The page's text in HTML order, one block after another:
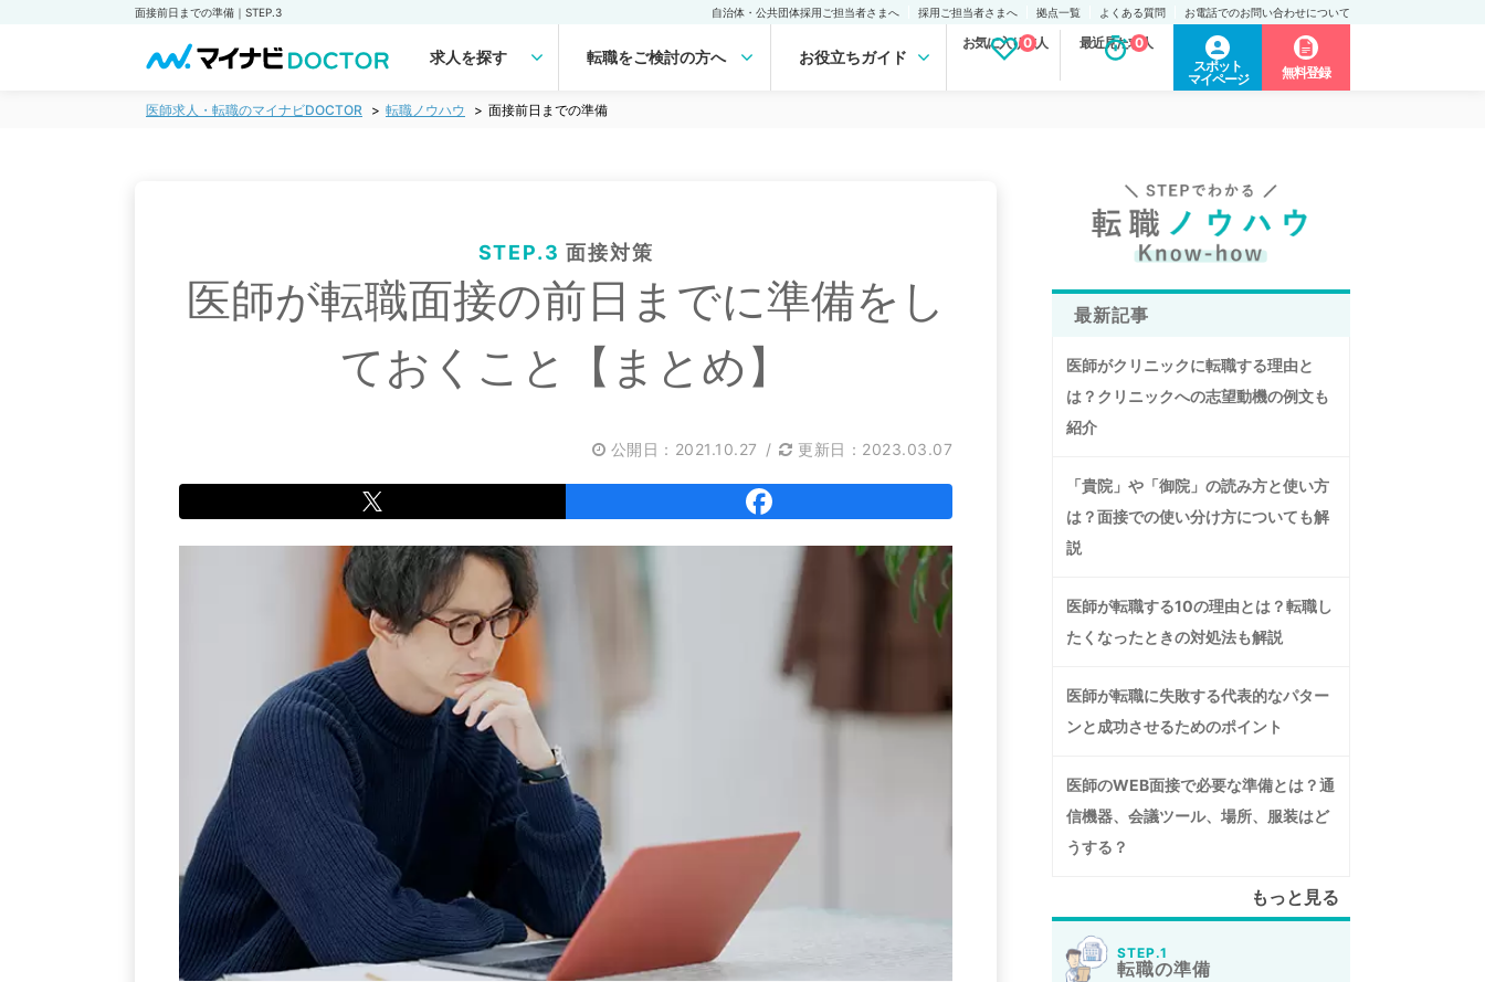
面接前日までの準備｜STEP.3 自治体・公共団体採用ご担当者さまへ 採用ご担当者さまへ 拠点一覧 よくある質問 お電話でのお問い合わせについて
求人を探す 転職をご検討の方へ お役立ちガイド
お気に入り求人
0 最近見た求人
0
スポット
マイページ
無料登録
医師求人・転職のマイナビDOCTOR 転職ノウハウ 面接前日までの準備
STEP.3 面接対策
医師が転職面接の前日までに準備をし
ておくこと【まとめ】
公開日： 2021.10.27 / 更新日：2023.03.07
最新記事
医師がクリニックに転職する理由と
は？クリニックへの志望動機の例文も
紹介
「貴院」や「御院」の読み方と使い方
は？面接での使い分け方についても解
説
医師が転職する10の理由とは？転職し
たくなったときの対処法も解説
医師が転職に失敗する代表的なパター
ンと成功させるためのポイント
医師のWEB面接で必要な準備とは？通
信機器、会議ツール、場所、服装はど
うする？
もっと見る
STEP.1
転職の準備